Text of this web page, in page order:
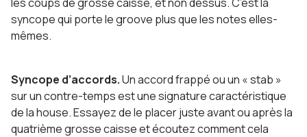
syncope qui porte le groove plus que les notes elles-
mêmes.
Syncope d’accords.Un accord frappé ou un « stab »
sur un contre-temps est une signature caractéristique
de la house. Essayez de le placer juste avant ou après la
quatrième grosse caisse et écoutez comment cela